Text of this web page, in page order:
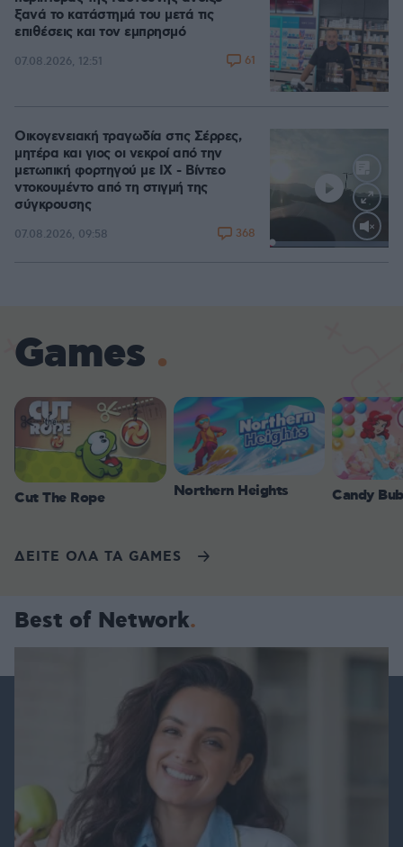
ξανά το κατάστημά του μετά τις
επιθέσεις και τον εμπρησμό
07.08.2026, 12:51 61
Loaded:
Οικογενειακή τραγωδία στις Σέρρες,
μητέρα και γιος οι νεκροί από την
μετωπική φορτηγού με ΙΧ - Βίντεο
ντοκουμέντο από τη στιγμή της
σύγκρουσης
07.08.2026, 09:58 368
Games
Cut The Rope Northern Heights Candy
ΔΕΙΤΕ ΟΛΑ ΤΑ GAMES
Best of Network